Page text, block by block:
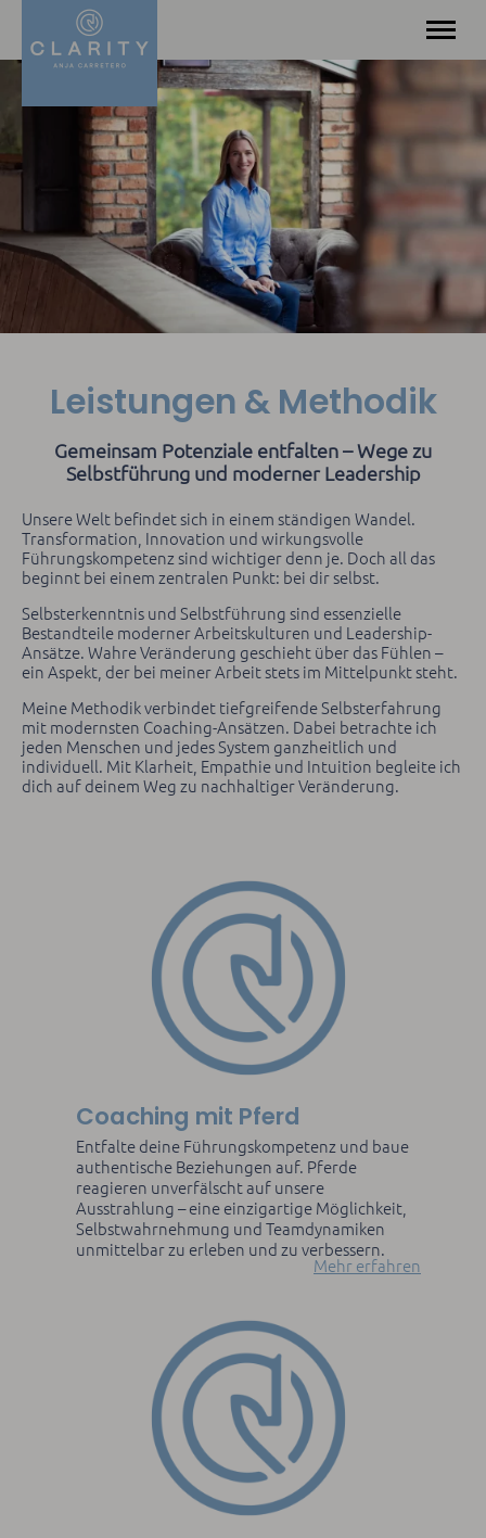
Über mich
Leistungen & Methodik
Kontakt
Leistungen & Methodik
Gemeinsam Potenziale entfalten – Wege zu
Selbstführung und moderner Leadership
Unsere Welt befindet sich in einem ständigen Wandel.
Transformation, Innovation und wirkungsvolle
Führungskompetenz sind wichtiger denn je. Doch all das
beginnt bei einem zentralen Punkt: bei dir selbst.
Selbsterkenntnis und Selbstführung sind essenzielle
Bestandteile moderner Arbeitskulturen und Leadership-
Ansätze. Wahre Veränderung geschieht über das Fühlen –
ein Aspekt, der bei meiner Arbeit stets im Mittelpunkt steht.
Meine Methodik verbindet tiefgreifende Selbsterfahrung
mit modernsten Coaching-Ansätzen. Dabei betrachte ich
jeden Menschen und jedes System ganzheitlich und
individuell. Mit Klarheit, Empathie und Intuition begleite ich
dich auf deinem Weg zu nachhaltiger Veränderung.
Coaching mit Pferd
Entfalte deine Führungskompetenz und baue
authentische Beziehungen auf. Pferde
reagieren unverfälscht auf unsere
Ausstrahlung – eine einzigartige Möglichkeit,
Selbstwahrnehmung und Teamdynamiken
unmittelbar zu erleben und zu verbessern.
Mehr erfahren